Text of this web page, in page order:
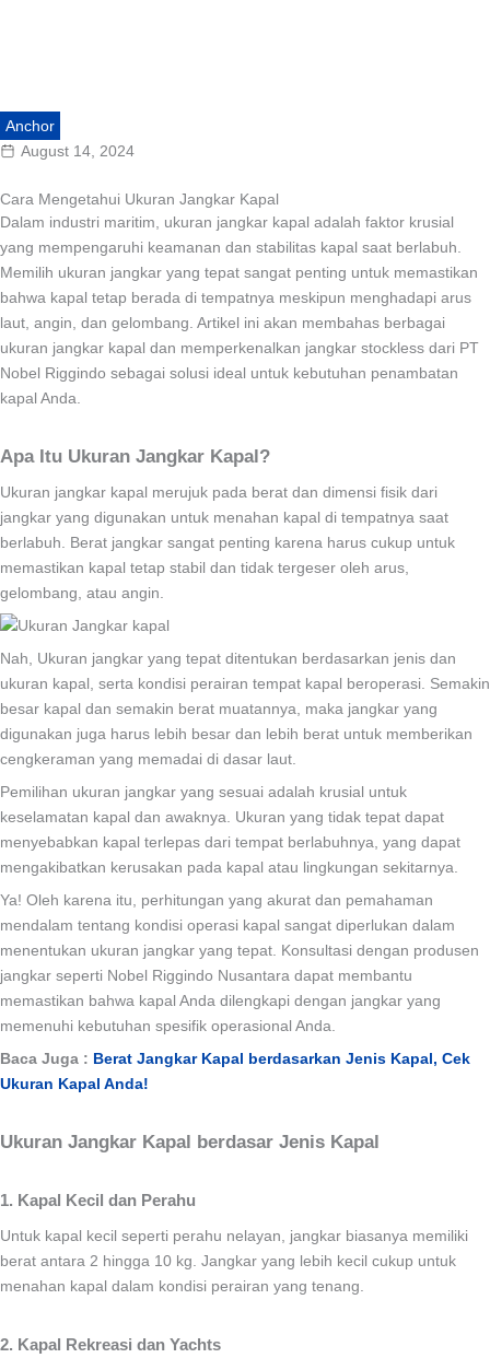
Anchor
August 14, 2024
Cara Mengetahui Ukuran Jangkar Kapal
Dalam industri maritim, ukuran jangkar kapal adalah faktor krusial
yang mempengaruhi keamanan dan stabilitas kapal saat berlabuh.
Memilih ukuran jangkar yang tepat sangat penting untuk memastikan
bahwa kapal tetap berada di tempatnya meskipun menghadapi arus
laut, angin, dan gelombang. Artikel ini akan membahas berbagai
ukuran jangkar kapal dan memperkenalkan jangkar stockless dari PT
Nobel Riggindo sebagai solusi ideal untuk kebutuhan penambatan
kapal Anda.
Apa Itu Ukuran Jangkar Kapal?
Ukuran jangkar kapal merujuk pada berat dan dimensi fisik dari
jangkar yang digunakan untuk menahan kapal di tempatnya saat
berlabuh. Berat jangkar sangat penting karena harus cukup untuk
memastikan kapal tetap stabil dan tidak tergeser oleh arus,
gelombang, atau angin.
Nah, Ukuran jangkar yang tepat ditentukan berdasarkan jenis dan
ukuran kapal, serta kondisi perairan tempat kapal beroperasi. Semakin
besar kapal dan semakin berat muatannya, maka jangkar yang
digunakan juga harus lebih besar dan lebih berat untuk memberikan
cengkeraman yang memadai di dasar laut.
Pemilihan ukuran jangkar yang sesuai adalah krusial untuk
keselamatan kapal dan awaknya. Ukuran yang tidak tepat dapat
menyebabkan kapal terlepas dari tempat berlabuhnya, yang dapat
mengakibatkan kerusakan pada kapal atau lingkungan sekitarnya.
Ya! Oleh karena itu, perhitungan yang akurat dan pemahaman
mendalam tentang kondisi operasi kapal sangat diperlukan dalam
menentukan ukuran jangkar yang tepat. Konsultasi dengan produsen
jangkar seperti Nobel Riggindo Nusantara dapat membantu
memastikan bahwa kapal Anda dilengkapi dengan jangkar yang
memenuhi kebutuhan spesifik operasional Anda.
Baca Juga : Berat Jangkar Kapal berdasarkan Jenis Kapal, Cek
Ukuran Kapal Anda!
Ukuran Jangkar Kapal berdasar Jenis Kapal
1. Kapal Kecil dan Perahu
Untuk kapal kecil seperti perahu nelayan, jangkar biasanya memiliki
berat antara 2 hingga 10 kg. Jangkar yang lebih kecil cukup untuk
menahan kapal dalam kondisi perairan yang tenang.
2. Kapal Rekreasi dan Yachts